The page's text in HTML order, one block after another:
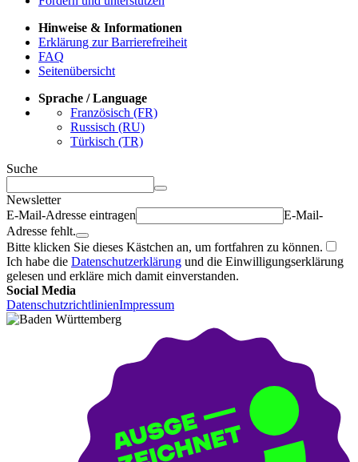
Hinweise & Informationen
Erklärung zur Barrierefreiheit
FAQ
Seitenübersicht
Sprache / Language
Französisch (FR)
Russisch (RU)
Türkisch (TR)
Suche
Newsletter
E-Mail-Adresse eintragen
E-Mail-
Adresse fehlt.
Bitte klicken Sie dieses Kästchen an, um fortfahren zu können.
Ich habe die Datenschutzerklärung und die Einwilligungserklärung
gelesen und erkläre mich damit einverstanden.
Social Media
DatenschutzrichtlinienImpressum